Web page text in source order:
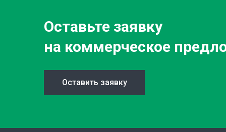
Оставьте заявку
на коммерческое
Оставить заявку